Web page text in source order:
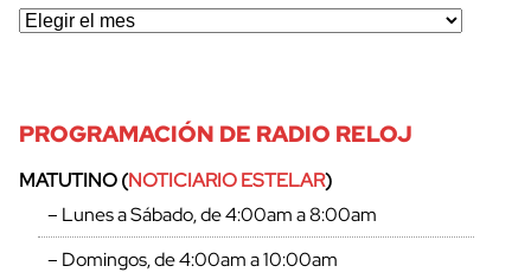
PROGRAMACIÓN DE RADIO RELOJ
MATUTINO (NOTICIARIO ESTELAR)
– Lunes a Sábado, de 4:00am a 8:00am
– Domingos, de 4:00am a 10:00am